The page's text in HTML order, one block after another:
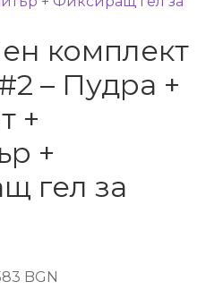
комплект
– Пудра +
+
+
гел за
BGN